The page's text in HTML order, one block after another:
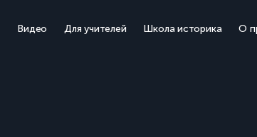
Видео Для учителей Школа историка О